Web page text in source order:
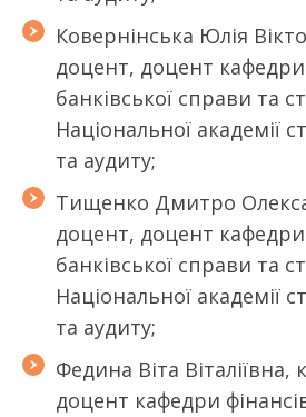
Ковернінська Юлія
доцент, доцент кафедри
банківської справи та
Національної академії
та аудиту;
Тищенко Дмитро
доцент, доцент кафедри
банківської справи та
Національної академії
та аудиту;
Федина Віта Віталіївна,
доцент кафедри